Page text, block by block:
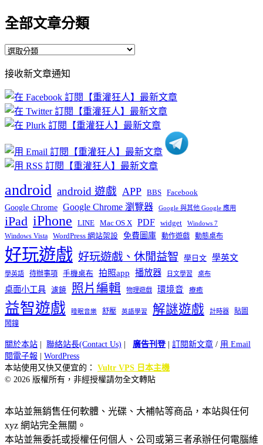
全部文章分類
全
文
章
分
類
接收新文章通知
android android 遊戲 APP BBS Facebook
Google Chrome Google Chrome 瀏覽器 Google 與其他 Google 應用
iPad iPhone LINE Mac OS X PDF widget Windows 7
Windows Vista WordPress 網站架設 免費圖庫 動作遊戲 動態桌布
好玩遊戲 好玩遊戲、休閒益智 學日文 學英文
學英語 待辦事項 手機桌布 拍照app 播放器 日文學習 桌布
桌面小工具 濾鏡 照片編輯 物理遊戲 環境音 療癒
益智遊戲 睡眠音樂 舒壓 英語學習 解謎遊戲 計時器
貼圖
鬧鐘
關於本站 聯絡站長(Contact Us) 廣告刊登| 訂閱新文章 / 用 Email
閱電子報
WordPress
本站使用又快又便宜的： Vultr VPS 日本主機
© 2026 版權所有，非經授權請勿全文轉貼
本站並無銷售任何軟體、光碟、大補帖等商品，本站與任何
xyz 網站完全無關。
本站並無委託或授權任何個人、公司或第三者承辦任何電腦維